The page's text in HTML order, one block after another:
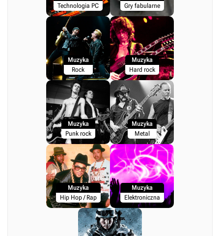
Technologia PC
Gry fabularne
Muzyka
Rock
Muzyka
Hard rock
Muzyka
Punk rock
Muzyka
Metal
Muzyka
Hip Hop / Rap
Muzyka
Elektroniczna